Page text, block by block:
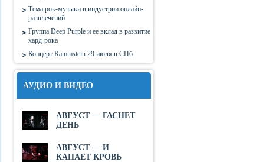
Тема рок-музыки в индустрии онлайн-
развлечений
Группа Deep Purple и ее вклад в развитие
хард-рока
Концерт Rammstein 29 июля в СПб
АУДИО И ВИДЕО
АВГУСТ — ГАСНЕТ
ДЕНЬ
АВГУСТ — И
КАПАЕТ КРОВЬ